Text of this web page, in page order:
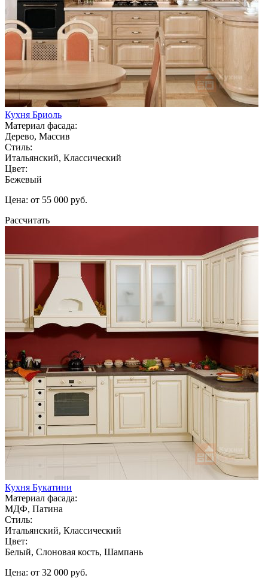
Кухня Бриоль
Материал фасада:
Дерево, Массив
Стиль:
Итальянский, Классический
Цвет:
Бежевый
Цена: от 55 000 руб.
Рассчитать
Кухня Букатини
Материал фасада:
МДФ, Патина
Стиль:
Итальянский, Классический
Цвет:
Белый, Слоновая кость, Шампань
Цена: от 32 000 руб.